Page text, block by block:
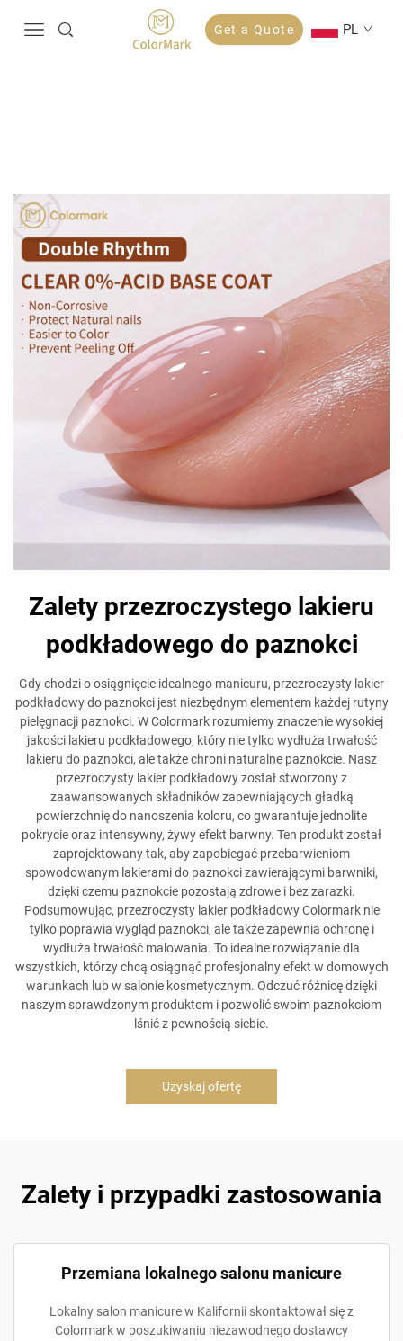
Get a Quote PL
Zalety przezroczystego lakieru
podkładowego do paznokci
Gdy chodzi o osiągnięcie idealnego manicuru, przezroczysty lakier
podkładowy do paznokci jest niezbędnym elementem każdej rutyny
pielęgnacji paznokci. W Colormark rozumiemy znaczenie wysokiej
jakości lakieru podkładowego, który nie tylko wydłuża trwałość
lakieru do paznokci, ale także chroni naturalne paznokcie. Nasz
przezroczysty lakier podkładowy został stworzony z
zaawansowanych składników zapewniających gładką
powierzchnię do nanoszenia koloru, co gwarantuje jednolite
pokrycie oraz intensywny, żywy efekt barwny. Ten produkt został
zaprojektowany tak, aby zapobiegać przebarwieniom
spowodowanym lakierami do paznokci zawierającymi barwniki,
dzięki czemu paznokcie pozostają zdrowe i bez zarazki.
Podsumowując, przezroczysty lakier podkładowy Colormark nie
tylko poprawia wygląd paznokci, ale także zapewnia ochronę i
wydłuża trwałość malowania. To idealne rozwiązanie dla
wszystkich, którzy chcą osiągnąć profesjonalny efekt w domowych
warunkach lub w salonie kosmetycznym. Odczuć różnicę dzięki
naszym sprawdzonym produktom i pozwolić swoim paznokciom
lśnić z pewnością siebie.
Uzyskaj ofertę
Zalety i przypadki zastosowania
Przemiana lokalnego salonu manicure
Lokalny salon manicure w Kalifornii skontaktował się z
Colormark w poszukiwaniu niezawodnego dostawcy